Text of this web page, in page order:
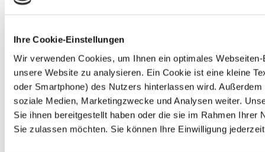
Ihre Cookie-Einstellungen
Wir verwenden Cookies, um Ihnen ein optimales
unsere Website zu analysieren. Ein Cookie ist eine kleine
oder Smartphone) des Nutzers hinterlassen wird.
soziale Medien, Marketingzwecke und Analysen weiter.
Sie ihnen bereitgestellt haben oder die sie im Rahmen
Sie zulassen möchten. Sie können Ihre Einwilligung